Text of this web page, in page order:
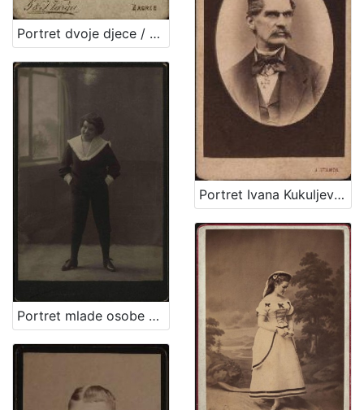
Portret dvoje djece / G. & I. Varga
Portret Ivana Kukuljevića Sakcinskog / I. Standl
Portret mlade osobe u tamnom kostimu / A. Brauner ; [izradio] A. Brauner - fotografički artistički atelier za modernu fotografiju